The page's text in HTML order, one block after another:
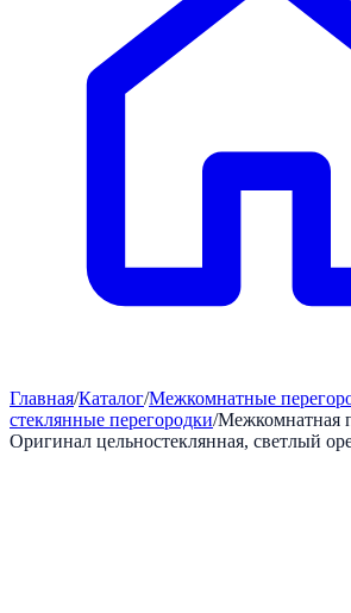
Главная/Каталог/Межкомнатные
стеклянные перегородки/Межкомнатная
Оригинал цельностеклянная, светлый